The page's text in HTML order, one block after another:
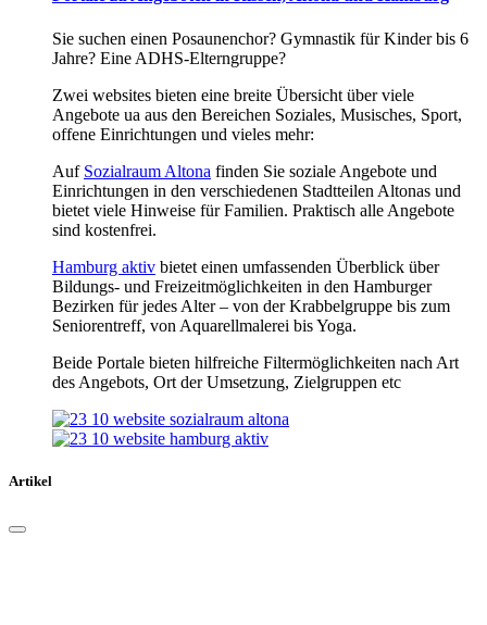
Sie suchen einen Posaunenchor? Gymnastik für Kinder bis 6
Jahre? Eine ADHS-Elterngruppe?
Zwei websites bieten eine breite Übersicht über viele
Angebote ua aus den Bereichen Soziales, Musisches, Sport,
offene Einrichtungen und vieles mehr:
Auf Sozialraum Altona finden Sie soziale Angebote und
Einrichtungen in den verschiedenen Stadtteilen Altonas und
bietet viele Hinweise für Familien. Praktisch alle Angebote
sind kostenfrei.
Hamburg aktiv bietet einen umfassenden Überblick über
Bildungs- und Freizeitmöglichkeiten in den Hamburger
Bezirken für jedes Alter – von der Krabbelgruppe bis zum
Seniorentreff, von Aquarellmalerei bis Yoga.
Beide Portale bieten hilfreiche Filtermöglichkeiten nach Art
des Angebots, Ort der Umsetzung, Zielgruppen etc
Artikel